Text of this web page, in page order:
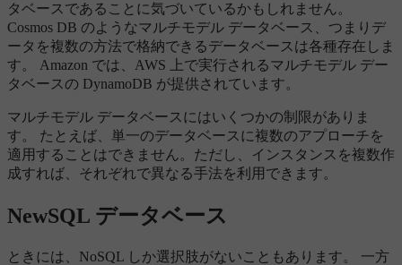
タベースであることに気づいているかもしれません。
Cosmos DB のようなマルチモデル データベース、つまりデ
ータを複数の方法で格納できるデータベースは各種存在しま
す。 Amazon では、AWS 上で実行されるマルチモデル デー
タベースの DynamoDB が提供されています。
マルチモデル データベースにはいくつかの制限がありま
す。 たとえば、単一のデータベースに複数のアプローチを
適用することはできません。ただし、インスタンスを複数作
成すれば、それぞれで異なる手法を利用できます。
NewSQL データベース
ときには、NoSQL しか選択肢がないこともあります。 一方